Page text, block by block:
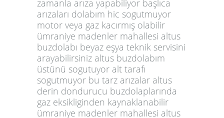
zamanla arıza yapabiliyor başlıca
arızaları dolabım hic sogutmuyor
motor veya gaz kacırmış olabilir
ümraniye madenler mahallesi altus
buzdolabı beyaz eşya teknik servisini
arayabilirsiniz altus buzdolabım
üstünü sogutuyor alt tarafı
sogutmuyor bu tarz arızalar altus
derin dondurucu buzdolaplarında
gaz eksikliginden kaynaklanabilir
ümraniye madenler mahallesi altus